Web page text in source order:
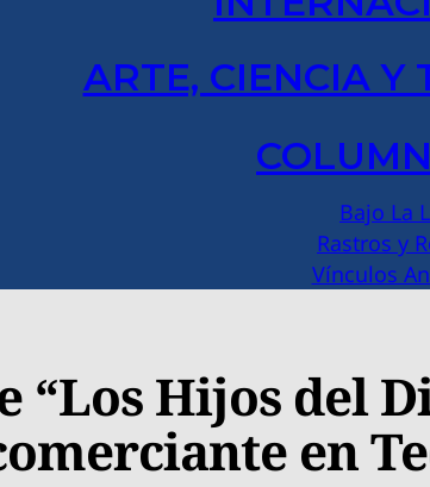
ARTE, CIENCIA Y
Bajo La
Rastros y
Vínculos
“Los Hijos del
en